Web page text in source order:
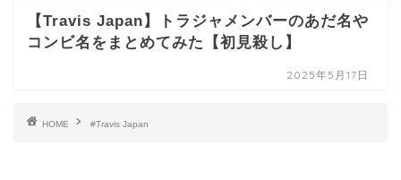
【Travis Japan】トラジャメンバーのあだ名や
コンビ名をまとめてみた【初見殺し】
2025年5月17日
HOME #Travis Japan